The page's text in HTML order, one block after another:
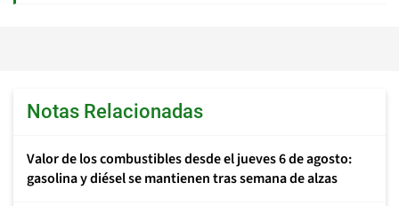
Notas Relacionadas
Valor de los combustibles desde el jueves 6 de agosto:
gasolina y diésel se mantienen tras semana de alzas